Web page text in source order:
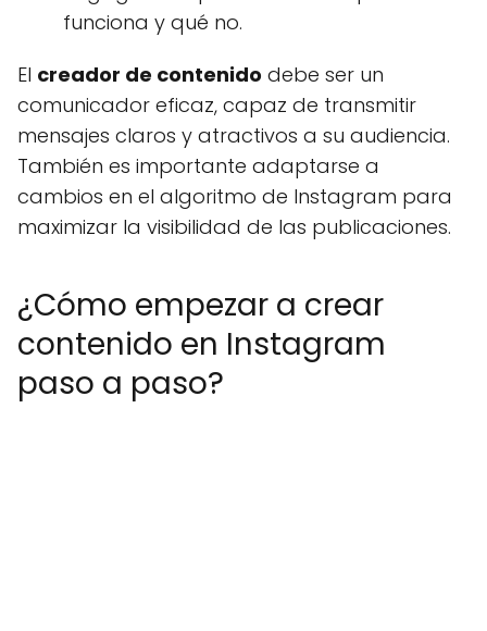
funciona y qué no.
El creador de contenido debe ser un
comunicador eficaz, capaz de transmitir
mensajes claros y atractivos a su audiencia.
También es importante adaptarse a
cambios en el algoritmo de Instagram para
maximizar la visibilidad de las publicaciones.
¿Cómo empezar a crear
contenido en Instagram
paso a paso?